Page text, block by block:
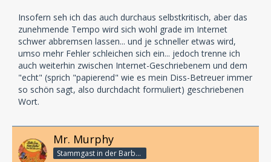
Insofern seh ich das auch durchaus selbstkritisch, aber das
zunehmende Tempo wird sich wohl grade im Internet
schwer abbremsen lassen... und je schneller etwas wird,
umso mehr Fehler schleichen sich ein... jedoch trenne ich
auch weiterhin zwischen Internet-Geschriebenem und dem
"echt" (sprich "papierend" wie es mein Diss-Betreuer immer
so schön sagt, also durchdacht formuliert) geschriebenen
Wort.
Mr. Murphy
Stammgast in der Barbarabar